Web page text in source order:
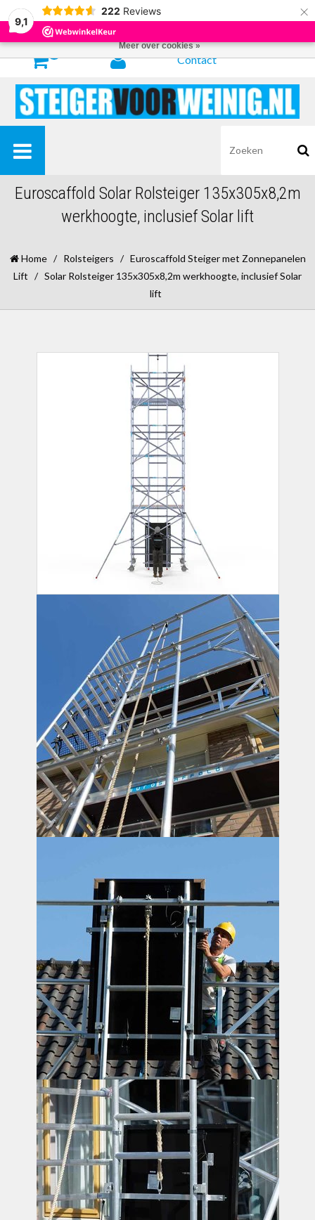
9,1
222 Reviews ×
Contact
Euroscaffold Solar Rolsteiger 135x305x8,2m
werkhoogte, inclusief Solar lift
Home / Rolsteigers / Euroscaffold Steiger met Zonnepanelen
Lift / Solar Rolsteiger 135x305x8,2m werkhoogte, inclusief Solar
lift
Door het gebruiken van onze website, ga je akkoord met het gebruik van
cookies om onze website te verbeteren.
Meer over cookies »